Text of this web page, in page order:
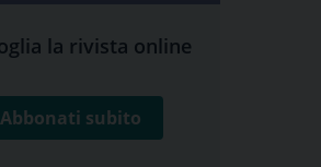
la rivista online
Abbonati subito